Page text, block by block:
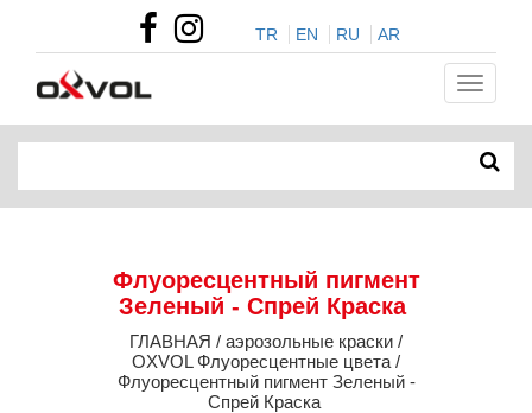
TR EN RU AR
Флуоресцентный пигмент
Зеленый - Спрей Краска ​
ГЛАВНАЯ / аэрозольные краски /
OXVOL Флуоресцентные цвета /
Флуоресцентный пигмент Зеленый -
Спрей Краска ​